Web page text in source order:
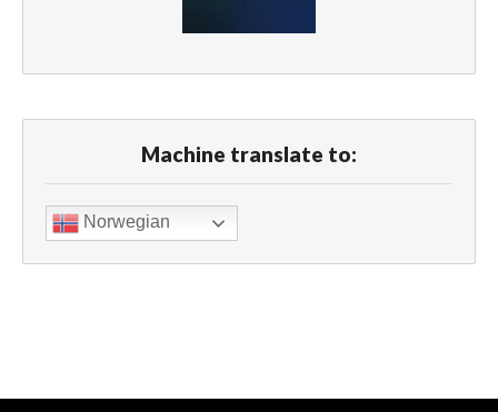
Machine translate to:
Norwegian